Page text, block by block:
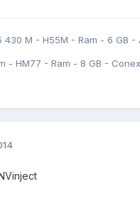
430 M - H55M - Ram - 6 GB -
- HM77 - Ram - 8 GB -